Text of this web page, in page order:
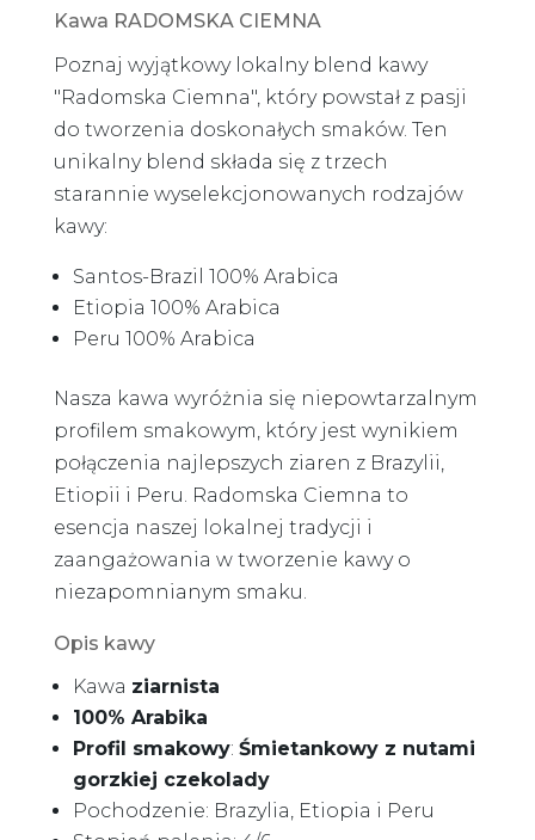
Kawa RADOMSKA CIEMNA
Poznaj wyjątkowy lokalny blend kawy
"Radomska Ciemna", który powstał z pasji
do tworzenia doskonałych smaków. Ten
unikalny blend składa się z trzech
starannie wyselekcjonowanych rodzajów
kawy:
Santos-Brazil 100% Arabica
Etiopia 100% Arabica
Peru 100% Arabica
Nasza kawa wyróżnia się niepowtarzalnym
profilem smakowym, który jest wynikiem
połączenia najlepszych ziaren z Brazylii,
Etiopii i Peru. Radomska Ciemna to
esencja naszej lokalnej tradycji i
zaangażowania w tworzenie kawy o
niezapomnianym smaku.
Opis kawy
Kawa ziarnista
100% Arabika
Profil smakowy: Śmietankowy z nutami
gorzkiej czekolady
Pochodzenie: Brazylia, Etiopia i Peru